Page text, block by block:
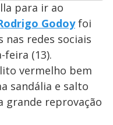
para ir ao
Godoyfoi
redes sociais
feira (13).
vermelho bem
sandália e salto
grande reprovação